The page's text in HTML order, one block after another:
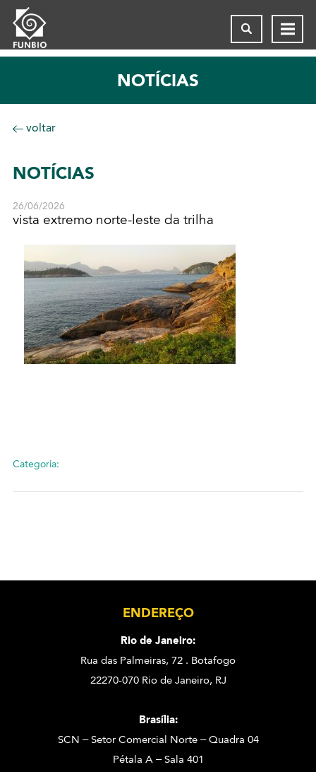
NOTÍCIAS
voltar
NOTÍCIAS
26/06/2026
vista extremo norte-leste da trilha
Categoria:
ENDEREÇO
Rio de Janeiro:
Rua das Palmeiras, 72 . Botafogo
22270-070 Rio de Janeiro, RJ
Brasília:
SCN – Setor Comercial Norte – Quadra 04
Pétala A – Sala 401